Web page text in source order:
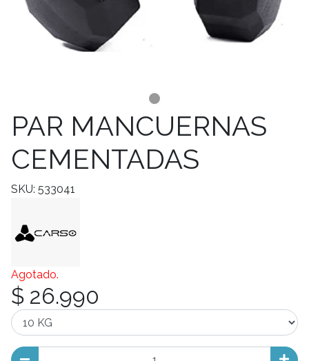
PAR MANCUERNAS
CEMENTADAS
SKU: 533041
Agotado.
$ 26.990